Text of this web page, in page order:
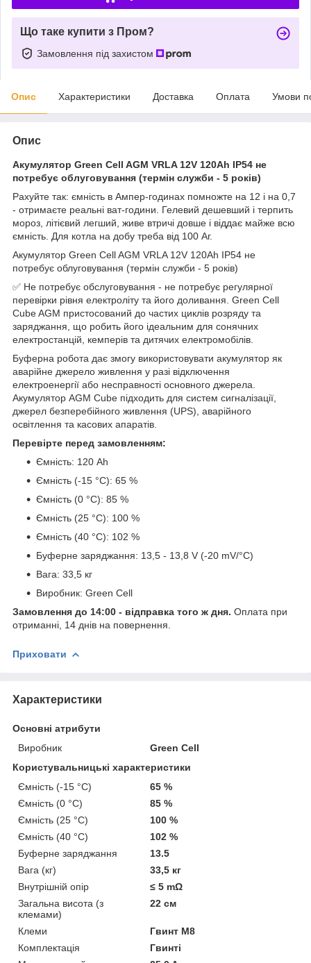
Що таке купити з Пром?
Замовлення під захистом
Опис Характеристики Доставка Оплата Умови
Опис
Акумулятор Green Cell AGM VRLA 12V 120Ah IP54 не
потребує облуговування (термін служби - 5 років)
Рахуйте так: ємність в Ампер-годинах помножте на 12 і на 0,7
- отримаєте реальні ват-години. Гелевий дешевший і терпить
мороз, літієвий легший, живе втричі довше і віддає майже всю
ємність. Для котла на добу треба від 100 Аг.
Акумулятор Green Cell AGM VRLA 12V 120Ah IP54 не
потребує облуговування (термін служби - 5 років)
✅ Не потребує обслуговування - не потребує регулярної
перевірки рівня електроліту та його доливання. Green Cell
Cube AGM пристосований до частих циклів розряду та
заряджання, що робить його ідеальним для сонячних
електростанцій, кемперів та дитячих електромобілів.
Буферна робота дає змогу використовувати акумулятор як
аварійне джерело живлення у разі відключення
електроенергії або несправності основного джерела.
Акумулятор AGM Cube підходить для систем сигналізації,
джерел безперебійного живлення (UPS), аварійного
освітлення та касових апаратів.
Перевірте перед замовленням:
Ємність: 120 Ah
Ємність (-15 °C): 65 %
Ємність (0 °C): 85 %
Ємність (25 °C): 100 %
Ємність (40 °C): 102 %
Буферне заряджання: 13,5 - 13,8 V (-20 mV/°C)
Вага: 33,5 кг
Виробник: Green Cell
Замовлення до 14:00 - відправка того ж дня. Оплата при
отриманні, 14 днів на повернення.
Приховати
Характеристики
Основні атрибути
Виробник
Green Cell
Користувальницькі характеристики
Ємність (-15 °C)
65 %
Ємність (0 °C)
85 %
Ємність (25 °C)
100 %
Ємність (40 °C)
102 %
Буферне заряджання
13.5
Вага (кг)
33,5 кг
Внутрішній опір
≤ 5 mΩ
Загальна висота (з
клемами)
22 см
Клеми
Гвинт M8
Комплектація
Гвинті